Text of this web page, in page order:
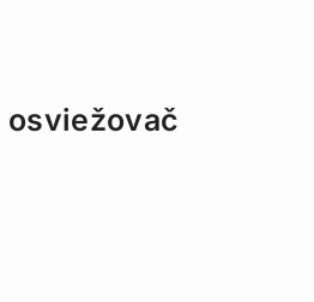
osviežovač
hodín